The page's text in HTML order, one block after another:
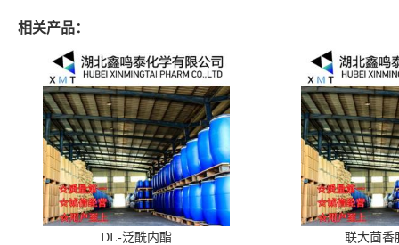
相关产品：
DL-泛酰内酯 联大茴香